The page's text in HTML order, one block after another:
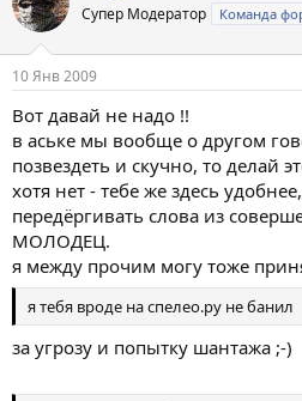
Супер Модератор Команда
10 Янв 2009
Вот давай не надо !!
в аське мы вообще о другом
позвездеть и скучно, то делай
хотя нет - тебе же здесь
передёргивать слова из
МОЛОДЕЦ.
я между прочим могу тоже
я тебя вроде на спелео.ру не банил
за угрозу и попытку шантажа ;-)